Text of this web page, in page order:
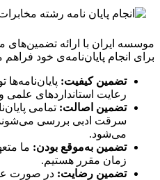
موسسه ایران با ارائه تضمین‌های
برای انجام پایان‌نامه‌ی خود
تضمین کیفیت:
رعایت استانداردهای
تضمین اصالت: تمامی
سرقت ادبی بررسی
می‌شود.
تضمین به‌موقع بودن: ما
زمان مقرر هستیم.
تضمین رضایت: در صورت